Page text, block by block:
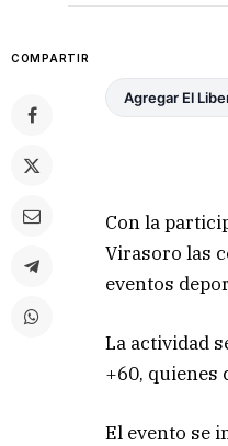
COMPARTIR
Agregar El
Con la
Virasoro las
eventos
La actividad
+60, quienes
El evento se